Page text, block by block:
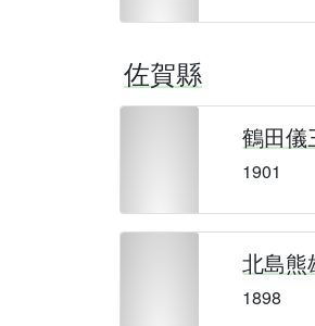
佐賀縣
鶴田儀
1901
北島熊
1898